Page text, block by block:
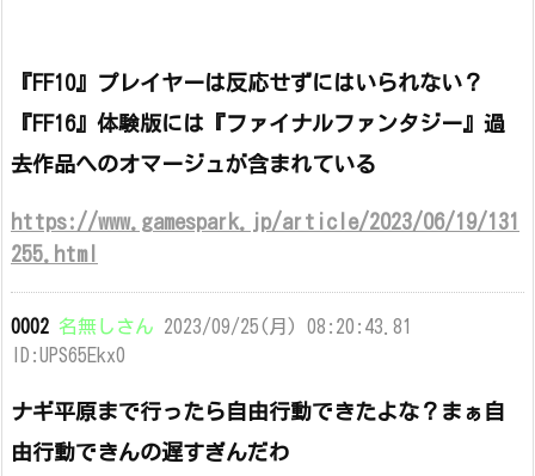
『FF10』プレイヤーは反応せずにはいられない？
『FF16』体験版には『ファイナルファンタジー』過
去作品へのオマージュが含まれている
https://www.gamespark.jp/article/2023/06/19/131
255.html
0002 名無しさん 2023/09/25(月) 08:20:43.81
ID:UPS65Ekx0
ナギ平原まで行ったら自由行動できたよな？まぁ自
由行動できんの遅すぎんだわ